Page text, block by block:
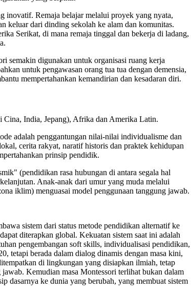
inovatif. Remaja belajar melalui proyek yang nyata,
keluar dari dinding sekolah ke alam dan komunitas.
Serikat, di mana remaja tinggal dan bekerja di ladang,
semakin digunakan untuk organisasi ruang kerja
untuk pengawasan orang tua tua dengan demensia,
mempertahankan kemandirian dan kesadaran diri.
Cina, India, Jepang), Afrika dan Amerika Latin.
adalah penggantungan nilai-nilai individualisme dan
cerita rakyat, naratif historis dan praktek kehidupan
prinsip pendidik.
(pendidikan rasa hubungan di antara segala hal
. Anak-anak dari umur yang muda melalui
iklim) menguasai model penggunaan tanggung jawab.
sistem dari status metode pendidikan alternatifke
diterapkan global. Kekuatan sistem saat ini adalah
pengembangan soft skills, individualisasi pendidikan,
tetapi berada dalam dialog dinamis dengan masa kini,
di lingkungan yang disiapkan ilmiah, tetap
Kemudian masa Montessori terlihat bukan dalam
dasarnya ke dunia yang berubah, yang membuat sistem